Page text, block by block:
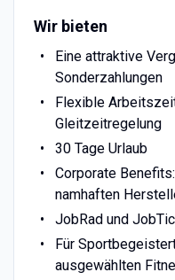
Wir bieten
Eine attraktive
Sonderzahlungen
Flexible
Gleitzeitregelung
30 Tage Urlaub
Corporate
namhaften
JobRad und
Für
ausgewählten